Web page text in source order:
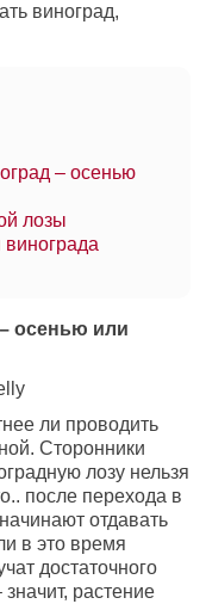
виноград,
– осенью
лозы
осенью или
ли проводить
Сторонники
лозу нельзя
после перехода в
отдавать
в это время
достаточного
растение